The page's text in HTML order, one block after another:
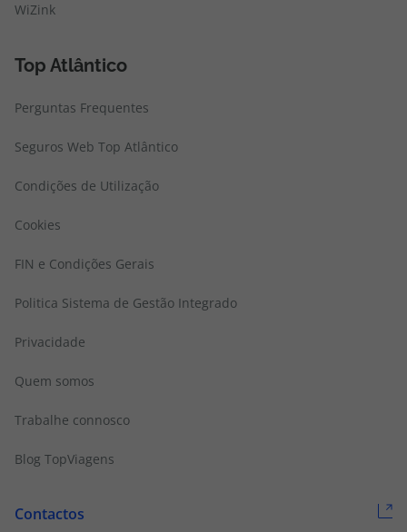
WiZink
Top Atlântico
Perguntas Frequentes
Seguros Web Top Atlântico
Condições de Utilização
Cookies
FIN e Condições Gerais
Politica Sistema de Gestão Integrado
Privacidade
Quem somos
Trabalhe connosco
Blog TopViagens
Contactos